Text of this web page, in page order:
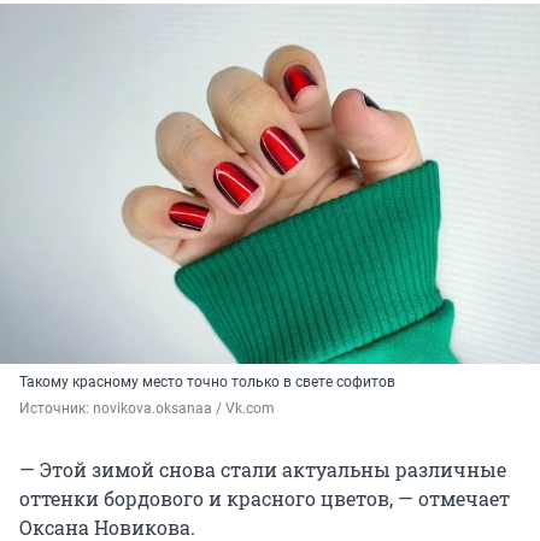
Такому красному место точно только в свете софитов
Источник: novikova.oksanaa / Vk.com
— Этой зимой снова стали актуальны различные
оттенки бордового и красного цветов, — отмечает
Оксана Новикова.